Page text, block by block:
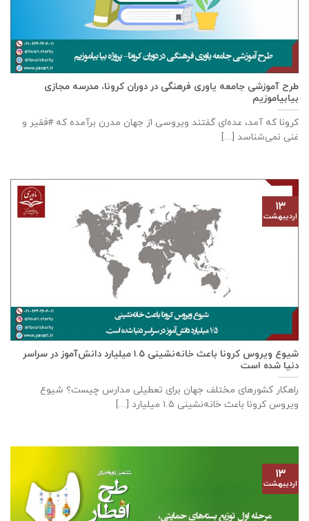
طرح آموزشی جامعه یاوری فرهنگی در دوران کرونا، مدرسه مجازی
بیابیاموزیم
کرونا که آمد، عده‌ای گفتند ویروسی از جهان مدرن برآمده که #فقیر و
غنی نمی‌شناسد [...]
شیوع ویروس کرونا باعث خانه‌نشینی ۱.۵ میلیارد دانش‌آموز در سراسر
دنیا شده است
راهکار کشورهای مختلف جهان برای تعطیلی مدارس چیست؟ شیوع
ویروس کرونا باعث خانه‌نشینی ۱.۵ میلیارد [...]
۱۳
اردیبهشت
۱۳
اردیبهشت